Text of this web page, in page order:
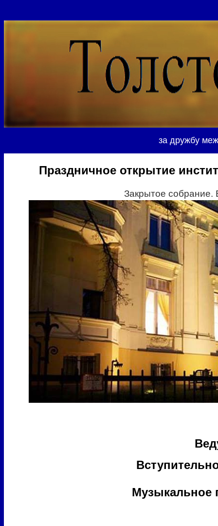
за дружбу
Праздничное открытие
Закрытое собрание.
Музыкальное